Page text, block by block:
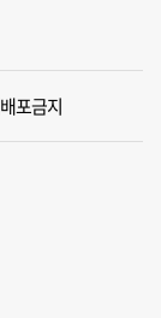
포금지